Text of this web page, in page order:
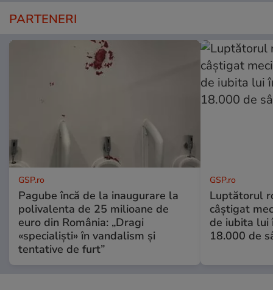
PARTENERI
GSP.ro
Pagube încă de la inaugurare la
polivalenta de 25 milioane de
euro din România: „Dragi
«specialiști» în vandalism și
tentative de furt”
GSP.ro
Luptătorul
câștigat
de iubita lui
18.000 de